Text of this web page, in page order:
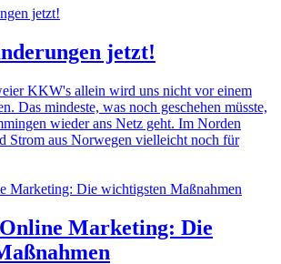
jetzt!
KKW's allein wird uns nicht vor einem
Das mindeste, was noch geschehen müsste,
wieder ans Netz geht. Im Norden
Strom aus Norwegen vielleicht noch für
Marketing: Die